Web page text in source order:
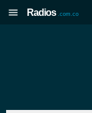
Radios .com.co